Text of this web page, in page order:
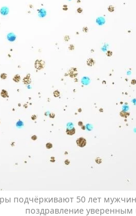
подчёркивают 50 лет
поздравление